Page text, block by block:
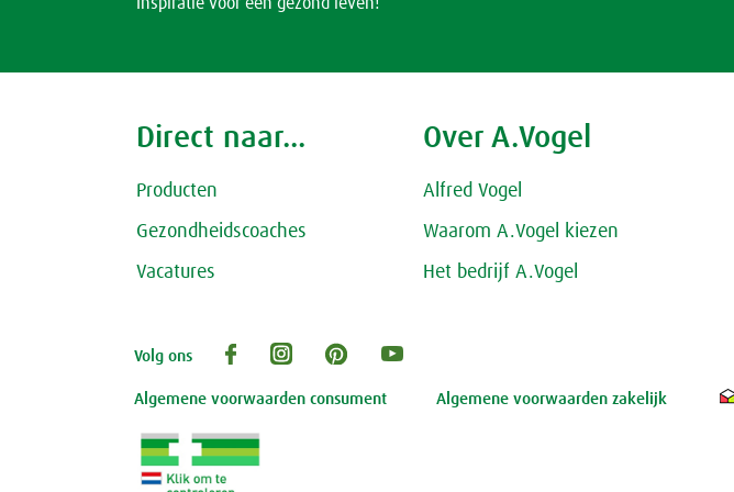
Direct naar...
Producten
Gezondheidscoaches
Vacatures
Over A.Vogel
Alfred Vogel
Waarom A.Vogel kiezen
Het bedrijf A.Vogel
Volg ons
Algemene voorwaarden consument Algemene voorwaarden zakelijk